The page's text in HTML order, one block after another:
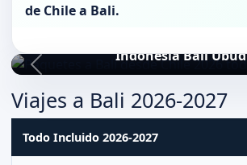
de Chilea Bali.
Indonesia Bali Ubud
Viajes a Bali 2026-2027
Todo Incluido 2026-2027